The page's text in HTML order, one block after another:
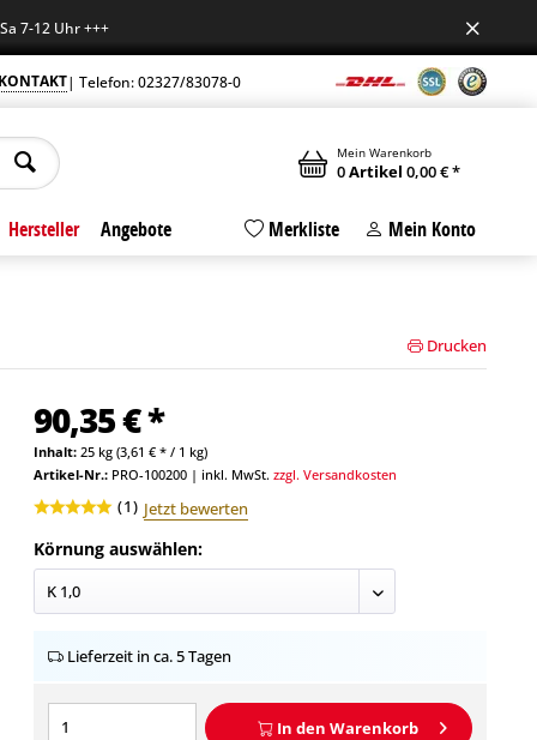
Uhr +++
KONTAKT| Telefon: 02327/83078-0
Mein Warenkorb
0Artikel 0,00 € *
Hersteller Angebote Merkliste Mein Konto
Drucken
90,35 € *
Inhalt: 25 kg (3,61 € * / 1 kg)
Artikel-Nr.: PRO-100200| inkl. MwSt. zzgl. Versandkosten
(1) Jetzt bewerten
Körnung auswählen:
Lieferzeit in ca. 5 Tagen
In den Warenkorb